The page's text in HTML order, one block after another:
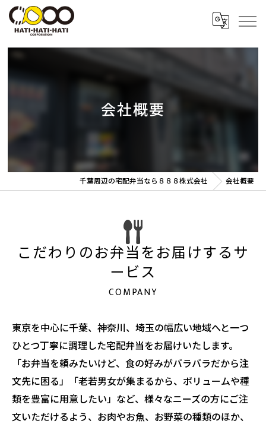
会社概要
千葉周辺の宅配弁当なら８８８株式会社 会社概要
こだわりのお弁当をお届けするサ
ービス
COMPANY
東京を中心に千葉、神奈川、埼玉の幅広い地域へと一つ
ひとつ丁寧に調理した宅配弁当をお届けいたします。
「お弁当を頼みたいけど、食の好みがバラバラだから注
文先に困る」「老若男女が集まるから、ボリュームや種
類を豊富に用意したい」など、様々なニーズの方にご注
文いただけるよう、お肉やお魚、お野菜の種類のほか、